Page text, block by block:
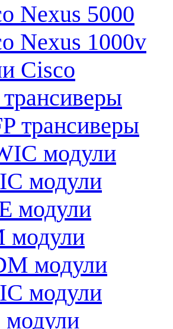
Nexus 5000
Nexus 1000v
Cisco
трансиверы
трансиверы
модули
модули
модули
модули
модули
модули